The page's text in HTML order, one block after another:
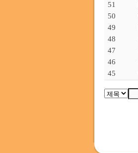
51
50
49
48
47
46
45